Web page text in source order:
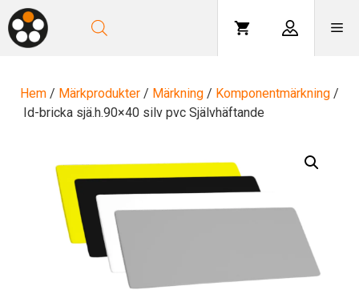
Hoppa
till
innehåll
Hem / Märkprodukter / Märkning / Komponentmärkning /
Id-bricka sjä.h.90×40 silv pvc Självhäftande